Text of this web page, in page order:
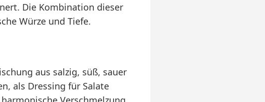
Die Kombination dieser
Würze und Tiefe.
aus salzig, süß, sauer
als Dressing für Salate